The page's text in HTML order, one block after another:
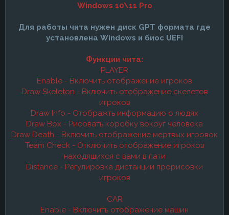
Windows 10\11 Pro
Для работы чита нужен диск GPT формата где
установлена Windows и биос UEFI
Функции чита:
PLAYER
Enable - Включить отображение игроков
Draw Skeleton - Включить отображение скелетов
игроков
Draw Info - Отображть информацию о людях
Draw Box - Рисовать коробку вокруг человека
Draw Death - Включить отображение мертвых игровок
Team Check - Отключить отображение игроков
находяшихся с вами в пати
Distance - Регулировка дистанции прорисовки
игроков
CAR
Enable - Включить отображение машин